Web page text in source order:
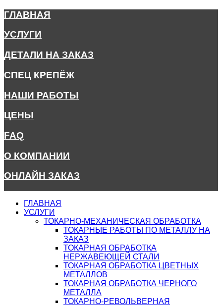
ГЛАВНАЯ
УСЛУГИ
ДЕТАЛИ НА ЗАКАЗ
СПЕЦ КРЕПЁЖ
НАШИ РАБОТЫ
ЦЕНЫ
FAQ
О КОМПАНИИ
ОНЛАЙН ЗАКАЗ
ГЛАВНАЯ
УСЛУГИ
ТОКАРНО-МЕХАНИЧЕСКАЯ ОБРАБОТКА
ТОКАРНЫЕ РАБОТЫ ПО МЕТАЛЛУ НА
ЗАКАЗ
ТОКАРНАЯ ОБРАБОТКА
НЕРЖАВЕЮЩЕЙ СТАЛИ
ТОКАРНАЯ ОБРАБОТКА ЦВЕТНЫХ
МЕТАЛЛОВ
ТОКАРНАЯ ОБРАБОТКА ЧЕРНОГО
МЕТАЛЛА
ТОКАРНО-РЕВОЛЬВЕРНАЯ